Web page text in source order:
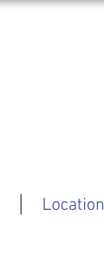
Location